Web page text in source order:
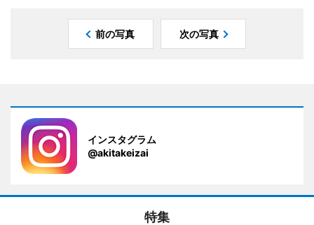
前の写真 次の写真
インスタグラム
@akitakeizai
特集